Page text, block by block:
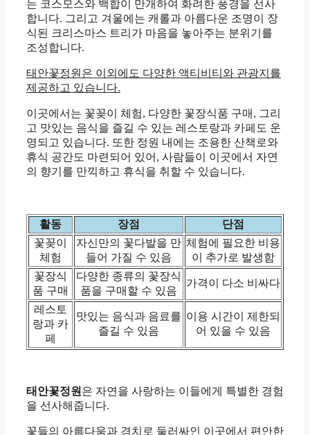
는 코스모스와 백합이 만개하여 화려한 풍경을 선사
합니다. 그리고 겨울에는 캐롤과 아름다운 조명이 장
식된 크리스마스 트리가 마음을 놓아주는 분위기를
조성합니다.
태안꽃정원은 이외에도 다양한 액티비티와 관광지를
제공하고 있습니다.
이곳에서는 꽃꽂이 체험, 다양한 꽃장식품 구매, 그리
고 맛있는 음식을 즐길 수 있는 레스토랑과 카페도 운
영되고 있습니다. 또한 정원 내에는 조용한 산책로와
휴식 공간도 마련되어 있어, 사람들이 이곳에서 자연
의 향기를 만끽하고 휴식을 취할 수 있습니다.
활동 장점
단점
꽃꽂이
체험
자신만의 꽃다발을 만
들어 가질 수 있음
체험에 필요한 비용
이 추가로 발생함
꽃장식
품 구매
다양한 종류의 꽃장식
품을 구매할 수 있음
가격이 다소 비싸다
레스토
랑과 카
페
맛있는 음식과 음료를
즐길 수 있음
이용 시간이 제한되
어 있을 수 있음
태안꽃정원 은 자연을 사랑하는 이들에게 특별한 경험
을 선사해줍니다.
꽃들의 아름다움과 경치로 둘러싸인 이곳에서 편안한